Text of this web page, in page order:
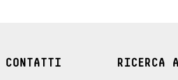
CONTATTI RICERCA